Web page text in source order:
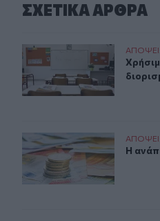
ΣΧΕΤΙΚA AΡΘΡΑ
Χρήσιμες επισημάνσεις
Η ανάπτυξη υπάρχει, η
Η
Η